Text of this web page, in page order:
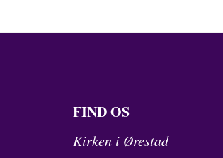
FIND OS
Kirken i Ørestad